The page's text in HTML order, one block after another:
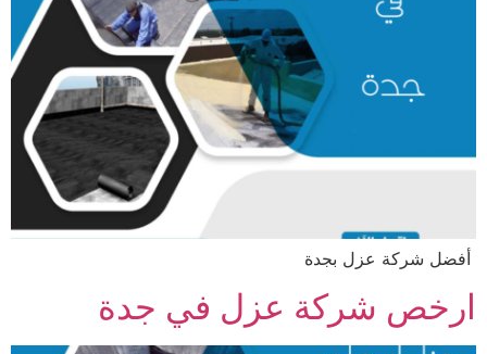
أفضل شركة عزل بجدة
ارخص شركة عزل في جدة